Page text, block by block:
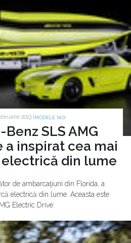
2013 | MODELE NOI
SLS AMG
a inspirat cea mai
din lume
de ambarcaţiuni din Florida, a
electrică din lume. Aceasta este
Electric Drive.